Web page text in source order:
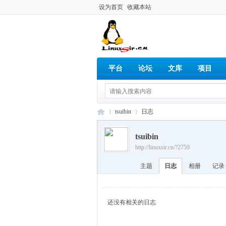
设为首页 收藏本站
平台 论坛 文库 项目
tsuibin 日志
tsuibin
http://linuxsir.cn/?2759
主题 日志 相册 记录
还没有相关的日志